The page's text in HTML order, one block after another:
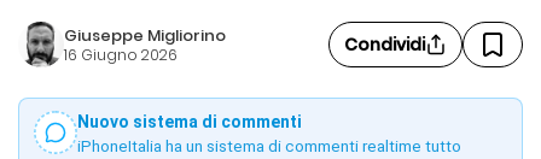
Giuseppe Migliorino
16 Giugno 2026 Condividi
Nuovo sistema di commenti
iPhoneItalia ha un sistema di commenti realtime tutto